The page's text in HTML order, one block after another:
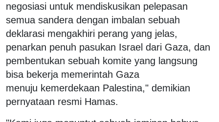
negosiasi untuk mendiskusikan pelepasan
semua sandera dengan imbalan sebuah
deklarasi mengakhiri perang yang jelas,
penarkan penuh pasukan Israel dari Gaza, dan
pembentukan sebuah komite yang langsung
bisa bekerja memerintah Gaza
menuju kemerdekaan Palestina," demikian
pernyataan resmi Hamas.